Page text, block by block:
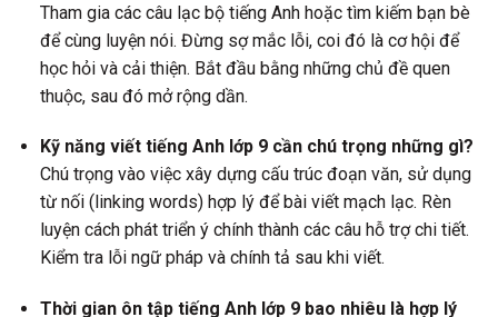
Tham gia các câu lạc bộ tiếng Anh hoặc tìm kiếm bạn bè
để cùng luyện nói. Đừng sợ mắc lỗi, coi đó là cơ hội để
học hỏi và cải thiện. Bắt đầu bằng những chủ đề quen
thuộc, sau đó mở rộng dần.
Kỹ năng viết tiếng Anh lớp 9 cần chú trọng những gì?
Chú trọng vào việc xây dựng cấu trúc đoạn văn, sử dụng
từ nối (linking words) hợp lý để bài viết mạch lạc. Rèn
luyện cách phát triển ý chính thành các câu hỗ trợ chi tiết.
Kiểm tra lỗi ngữ pháp và chính tả sau khi viết.
Thời gian ôn tập tiếng Anh lớp 9 bao nhiêu là hợp lý